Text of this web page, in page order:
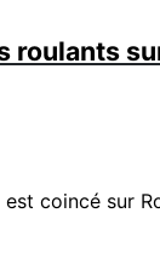
roulants
est coincé sur